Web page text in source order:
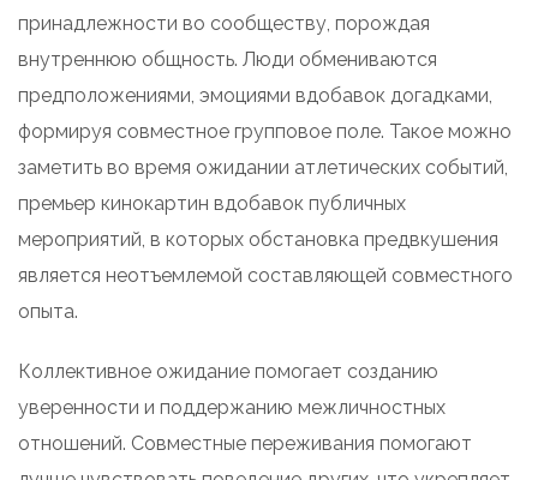
принадлежности во сообществу, порождая
внутреннюю общность. Люди обмениваются
предположениями, эмоциями вдобавок догадками,
формируя совместное групповое поле. Такое можно
заметить во время ожидании атлетических событий,
премьер кинокартин вдобавок публичных
мероприятий, в которых обстановка предвкушения
является неотъемлемой составляющей совместного
опыта.
Коллективное ожидание помогает созданию
уверенности и поддержанию межличностных
отношений. Совместные переживания помогают